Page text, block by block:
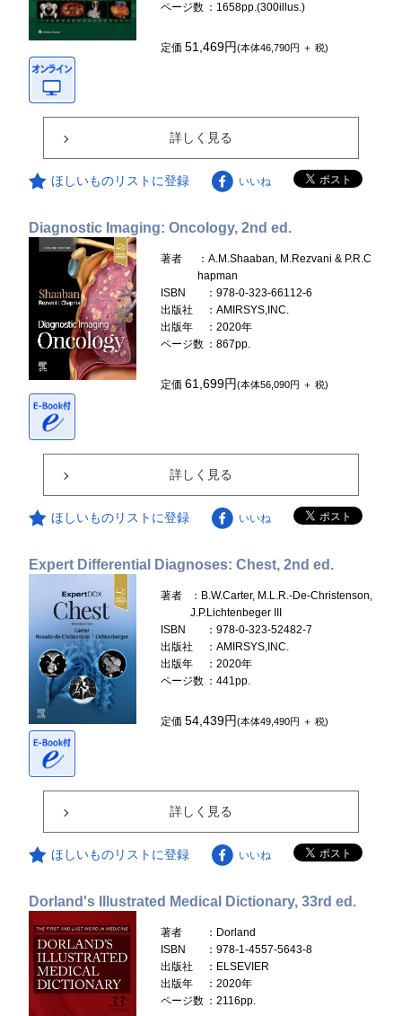
ページ数 ：1658pp.(300illus.)
定価51,469円(本体46,790円 ＋ 税)
詳しく見る
ほしいものリストに登録 いいね
Diagnostic Imaging: Oncology, 2nd ed.
著者
：A.M.Shaaban, M.Rezvani & P.R.C
hapman
ISBN
：978-0-323-66112-6
出版社
：AMIRSYS,INC.
出版年
：2020年
ページ数 ：867pp.
定価61,699円(本体56,090円 ＋ 税)
詳しく見る
ほしいものリストに登録 いいね
Expert Differential Diagnoses: Chest, 2nd ed.
著者
：B.W.Carter, M.L.R.-De-Christenson,
J.P.Lichtenbeger III
ISBN
：978-0-323-52482-7
出版社
：AMIRSYS,INC.
出版年
：2020年
ページ数 ：441pp.
定価54,439円(本体49,490円 ＋ 税)
詳しく見る
ほしいものリストに登録 いいね
Dorland's Illustrated Medical Dictionary, 33rd ed.
著者
：Dorland
ISBN
：978-1-4557-5643-8
出版社
：ELSEVIER
出版年
：2020年
ページ数 ：2116pp.